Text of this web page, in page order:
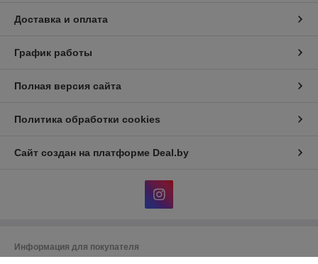
Доставка и оплата
График работы
Полная версия сайта
Политика обработки cookies
Сайт создан на платформе Deal.by
Информация для покупателя